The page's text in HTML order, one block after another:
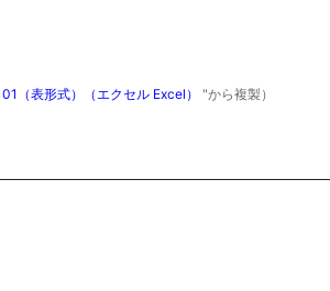
01（表形式）（エクセル Excel）"から複製）